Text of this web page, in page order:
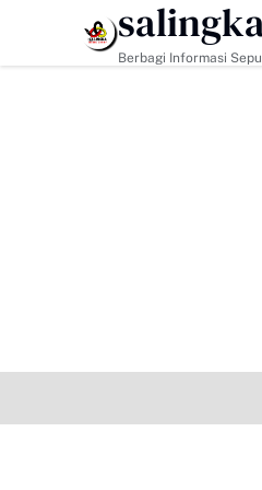
HEADLINE
Berbagi Informasi